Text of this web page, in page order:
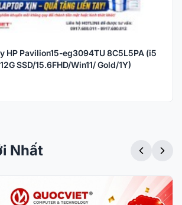
HP Pavilion15-eg3094TU 8C5L5PA (i5
SSD/15.6FHD/Win11/ Gold/1Y)
Nhất